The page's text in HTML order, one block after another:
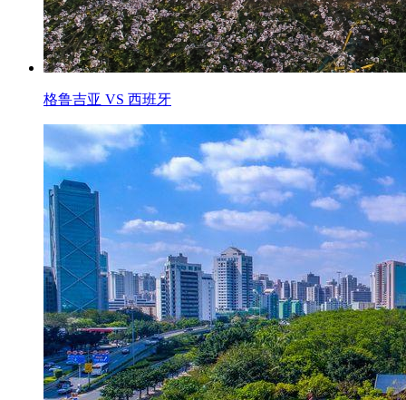
格鲁吉亚 VS 西班牙